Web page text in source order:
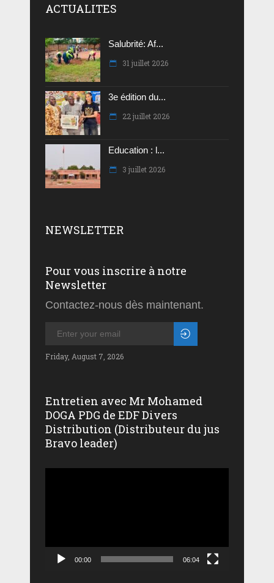
ACTUALITES
Salubrité: Af...
31 juillet 2026
3e édition du...
22 juillet 2026
Education : l...
3 juillet 2026
NEWSLETTER
Pour vous inscrire à notre
Newsletter
Contactez-nous dès maintenant.
Friday, August 7, 2026
Entretien avec Mr Mohamed
DOGA PDG de EDF Divers
Distribution (Distributeur du jus
Bravo leader)
00:00 06:04